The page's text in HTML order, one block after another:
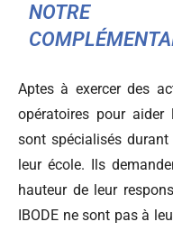
NOTRE
Aptes à exercer des
opératoires pour aider
sont spécialisés
leur école. Ils
hauteur de leur
IBODE ne sont pas à